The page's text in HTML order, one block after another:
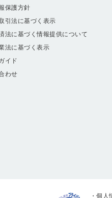
保護方針
引法に基づく表示
法に基づく情報提供について
法に基づく表示
イド
わせ
・個人